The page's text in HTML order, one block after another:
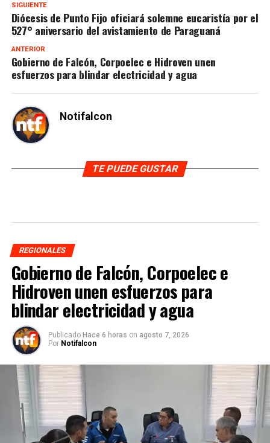
SIGUIENTE
Diócesis de Punto Fijo oficiará solemne eucaristía por el
527° aniversario del avistamiento de Paraguaná
ANTERIOR
Gobierno de Falcón, Corpoelec e Hidroven unen
esfuerzos para blindar electricidad y agua
Notifalcon
TE PUEDE GUSTAR
REGIONALES
Gobierno de Falcón, Corpoelec e
Hidroven unen esfuerzos para
blindar electricidad y agua
Publicado Hace 6 horas on agosto 7, 2026
Por Notifalcon